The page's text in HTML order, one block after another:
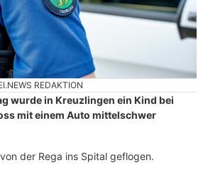
REDAKTION
wurde in Kreuzlingen ein Kind bei
mit einem Auto mittelschwer
der Rega ins Spital geflogen.